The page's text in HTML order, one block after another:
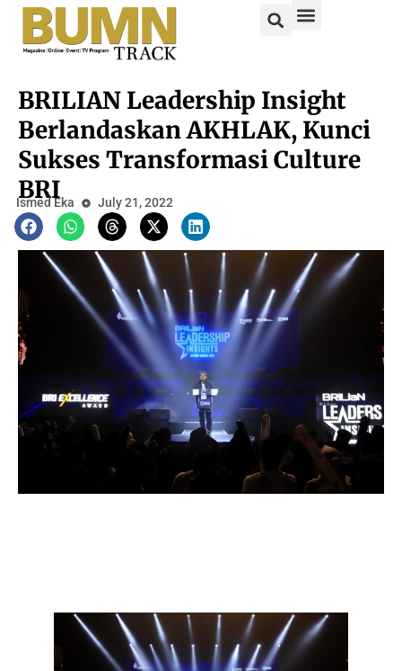
BRILIAN Leadership Insight
Berlandaskan AKHLAK, Kunci
Sukses Transformasi Culture
BRI
Ismed Eka July 21, 2022